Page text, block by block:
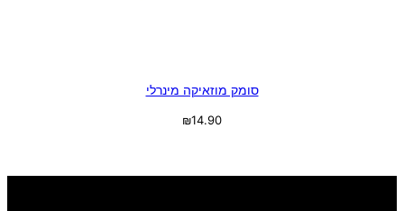
סומק מוזאיקה מינרלי
₪14.90